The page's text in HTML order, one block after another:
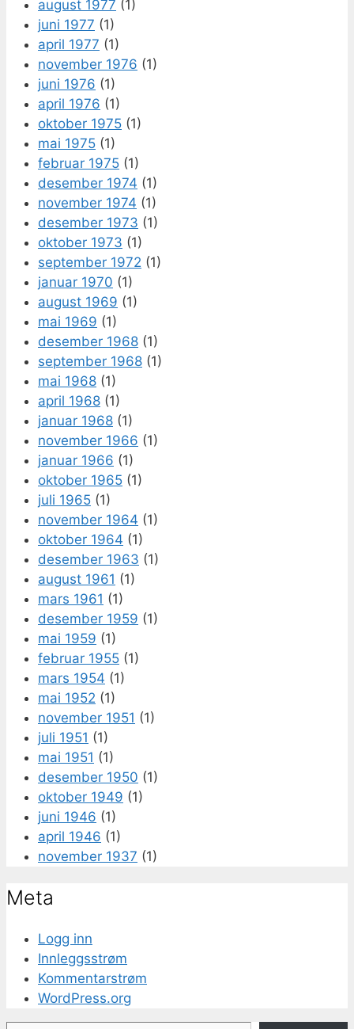
august 1977 (1)
juni 1977 (1)
april 1977 (1)
november 1976 (1)
juni 1976 (1)
april 1976 (1)
oktober 1975 (1)
mai 1975 (1)
februar 1975 (1)
desember 1974 (1)
november 1974 (1)
desember 1973 (1)
oktober 1973 (1)
september 1972 (1)
januar 1970 (1)
august 1969 (1)
mai 1969 (1)
desember 1968 (1)
september 1968 (1)
mai 1968 (1)
april 1968 (1)
januar 1968 (1)
november 1966 (1)
januar 1966 (1)
oktober 1965 (1)
juli 1965 (1)
november 1964 (1)
oktober 1964 (1)
desember 1963 (1)
august 1961 (1)
mars 1961 (1)
desember 1959 (1)
mai 1959 (1)
februar 1955 (1)
mars 1954 (1)
mai 1952 (1)
november 1951 (1)
juli 1951 (1)
mai 1951 (1)
desember 1950 (1)
oktober 1949 (1)
juni 1946 (1)
april 1946 (1)
november 1937 (1)
Meta
Logg inn
Innleggsstrøm
Kommentarstrøm
WordPress.org
Skriv din e-post...